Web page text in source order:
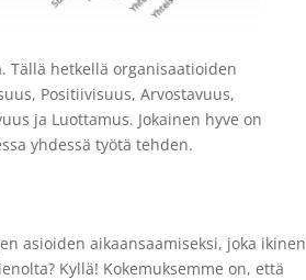
Tällä hetkellä organisaatioiden
Positiivisuus, Arvostavuus,
ja Luottamus. Jokainen hyve on
yhdessä työtä tehden.
asioiden aikaansaamiseksi, joka ikinen
Kyllä! Kokemuksemme on, että